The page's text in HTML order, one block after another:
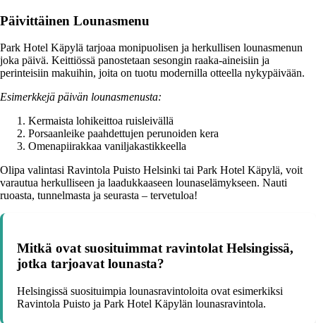
Päivittäinen Lounasmenu
Park Hotel Käpylä tarjoaa monipuolisen ja herkullisen lounasmenun
joka päivä. Keittiössä panostetaan sesongin raaka-aineisiin ja
perinteisiin makuihin, joita on tuotu modernilla otteella nykypäivään.
Esimerkkejä päivän lounasmenusta:
Kermaista lohikeittoa ruisleivällä
Porsaanleike paahdettujen perunoiden kera
Omenapiirakkaa vaniljakastikkeella
Olipa valintasi Ravintola Puisto Helsinki tai Park Hotel Käpylä, voit
varautua herkulliseen ja laadukkaaseen lounaselämykseen. Nauti
ruoasta, tunnelmasta ja seurasta – tervetuloa!
Mitkä ovat suosituimmat ravintolat Helsingissä,
jotka tarjoavat lounasta?
Helsingissä suosituimpia lounasravintoloita ovat esimerkiksi
Ravintola Puisto ja Park Hotel Käpylän lounasravintola.